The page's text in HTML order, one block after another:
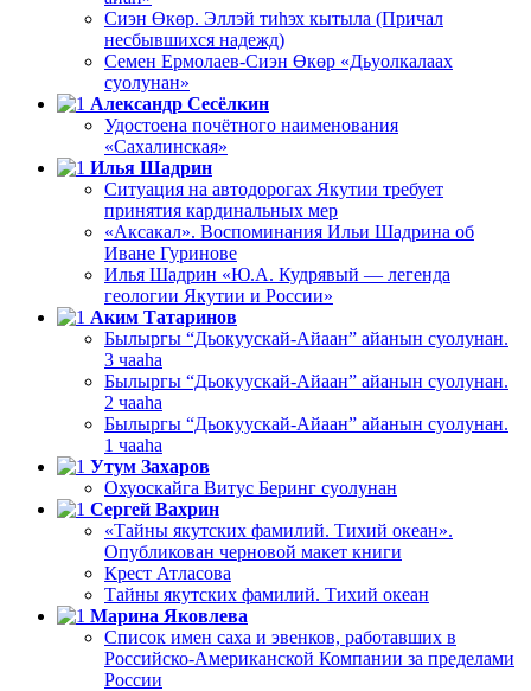
Сиэн Өкөр. Эллэй тиһэх кытыла (Причал
несбывшихся надежд)
Семен Ермолаев-Сиэн Өкөр «Дьуолкалаах
суолунан»
Александр Сесёлкин
Удостоена почётного наименования
«Сахалинская»
Илья Шадрин
Ситуация на автодорогах Якутии требует
принятия кардинальных мер
«Аксакал». Воспоминания Ильи Шадрина об
Иване Гуринове
Илья Шадрин «Ю.А. Кудрявый — легенда
геологии Якутии и России»
Аким Татаринов
Былыргы “Дьокуускай-Айаан” айанын суолунан.
3 чааһа
Былыргы “Дьокуускай-Айаан” айанын суолунан.
2 чааһа
Былыргы “Дьокуускай-Айаан” айанын суолунан.
1 чааһа
Утум Захаров
Охуоскайга Витус Беринг суолунан
Сергей Вахрин
«Тайны якутских фамилий. Тихий океан».
Опубликован черновой макет книги
Крест Атласова
Тайны якутских фамилий. Тихий океан
Марина Яковлева
Список имен саха и эвенков, работавших в
Российско-Американской Компании за пределами
России